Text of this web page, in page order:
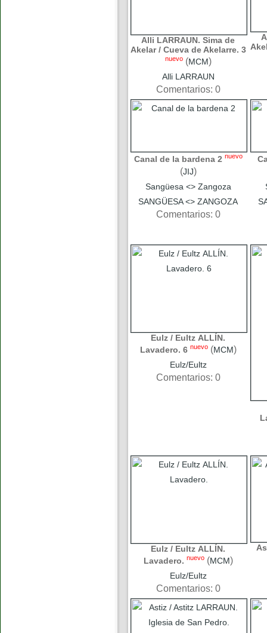
Alli LARRAUN. Sima de
Akelar / Cueva de Akelarre. 3
nuevo (MCM)
Alli LARRAUN
Comentarios: 0
Canal de la bardena 2 nuevo
(JIJ)
Sangüesa <> Zangoza
SANGÜESA <> ZANGOZA
Comentarios: 0
Eulz / Eultz ALLÍN.
Lavadero. 6 nuevo (MCM)
Eulz/Eultz
Comentarios: 0
Eulz / Eultz ALLÍN.
Lavadero. nuevo (MCM)
Eulz/Eultz
Comentarios: 0